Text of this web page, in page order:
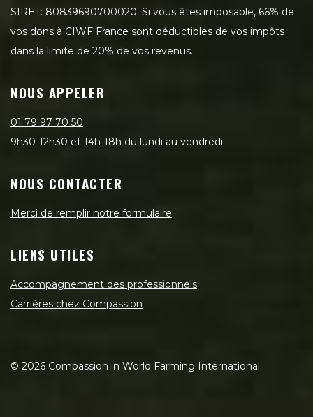
SIRET: 80839690700020. Si vous êtes imposable, 66% de
vos dons à CIWF France sont déductibles de vos impôts
dans la limite de 20% de vos revenus.
NOUS APPELER
01 79 97 70 50
9h30-12h30 et 14h-18h du lundi au vendredi
NOUS CONTACTER
Merci de remplir notre formulaire
LIENS UTILES
Accompagnement des professionnels
Carrières chez Compassion
© 2026 Compassion in World Farming International